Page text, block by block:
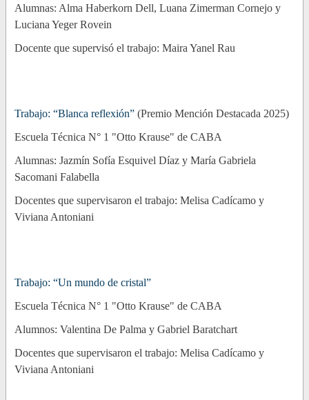
Alumnas: Alma Haberkorn Dell, Luana Zimerman Cornejo y
Luciana Yeger Rovein
Docente que supervisó el trabajo: Maira Yanel Rau
Trabajo: “Blanca reflexión” (Premio Mención Destacada 2025)
Escuela Técnica N° 1 "Otto Krause" de CABA
Alumnas: Jazmín Sofía Esquivel Díaz y María Gabriela
Sacomani Falabella
Docentes que supervisaron el trabajo: Melisa Cadícamo y
Viviana Antoniani
Trabajo: “Un mundo de cristal”
Escuela Técnica N° 1 "Otto Krause" de CABA
Alumnos: Valentina De Palma y Gabriel Baratchart
Docentes que supervisaron el trabajo: Melisa Cadícamo y
Viviana Antoniani